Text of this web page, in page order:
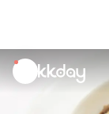
unread
notifications